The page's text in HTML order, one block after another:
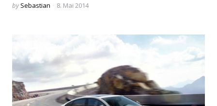
Posted
by Sebastian 8. Mai 2014